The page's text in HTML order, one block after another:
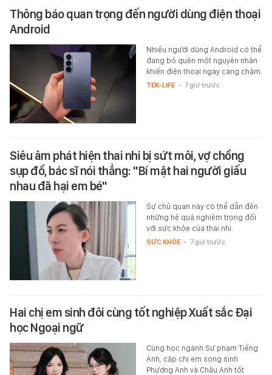
Thông báo quan trọng đến người dùng điện thoại
Android
Nhiều người dùng Android có thể
đang bỏ quên một nguyên nhân
khiến điện thoại ngày càng chậm.
TEK-LIFE - 7 giờ trước
Siêu âm phát hiện thai nhi bị sứt môi, vợ chồng
sụp đổ, bác sĩ nói thẳng: "Bí mật hai người giấu
nhau đã hại em bé"
Sự chủ quan này có thể dẫn đến
những hệ quả nghiêm trọng đối
với sức khỏe của thai nhi.
SỨC KHỎE - 7 giờ trước
Hai chị em sinh đôi cùng tốt nghiệp Xuất sắc Đại
học Ngoại ngữ
Cùng học ngành Sư phạm Tiếng
Anh, cặp chị em song sinh
Phương Anh và Châu Anh tốt